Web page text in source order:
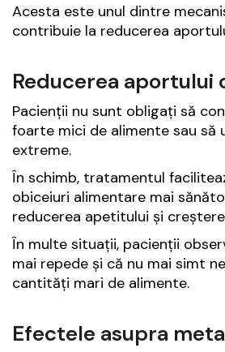
Acesta este unul dintre
contribuie la reducerea
Reducerea aportului
Pacienții nu sunt obligați să
foarte mici de alimente sau să
extreme.
În schimb, tratamentul
obiceiuri alimentare mai
reducerea apetitului și
În multe situații, pacienții
mai repede și că nu mai simt
cantități mari de alimente.
Efectele asupra